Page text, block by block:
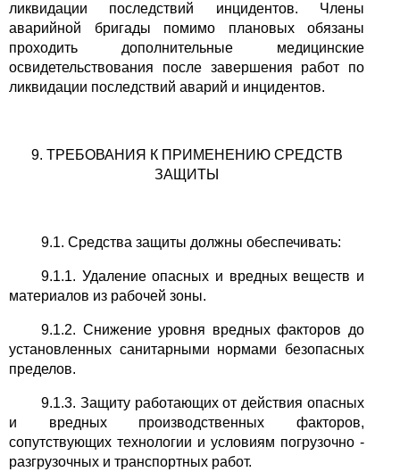
ликвидации последствий инцидентов. Члены
аварийной бригады помимо плановых обязаны
проходить дополнительные медицинские
освидетельствования после завершения работ по
ликвидации последствий аварий и инцидентов.
9. ТРЕБОВАНИЯ К ПРИМЕНЕНИЮ СРЕДСТВ
ЗАЩИТЫ
9.1. Средства защиты должны обеспечивать:
9.1.1. Удаление опасных и вредных веществ и
материалов из рабочей зоны.
9.1.2. Снижение уровня вредных факторов до
установленных санитарными нормами безопасных
пределов.
9.1.3. Защиту работающих от действия опасных
и вредных производственных факторов,
сопутствующих технологии и условиям погрузочно -
разгрузочных и транспортных работ.